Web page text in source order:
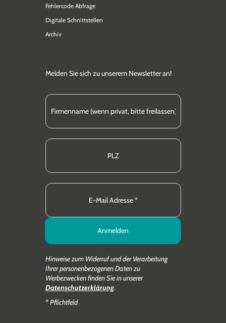
Fehlercode Abfrage
Digitale Schnittstellen
Archiv
Melden Sie sich zu unserem Newsletter an!
Anmelden
Hinweise zum Widerruf und der Verarbeitung
Ihrer personenbezogenen Daten zu
Werbezwecken finden Sie in unserer
Datenschutzerklärung.
* Pflichtfeld